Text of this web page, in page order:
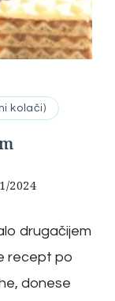
kolači)
2024
drugačijem
recept po
donese